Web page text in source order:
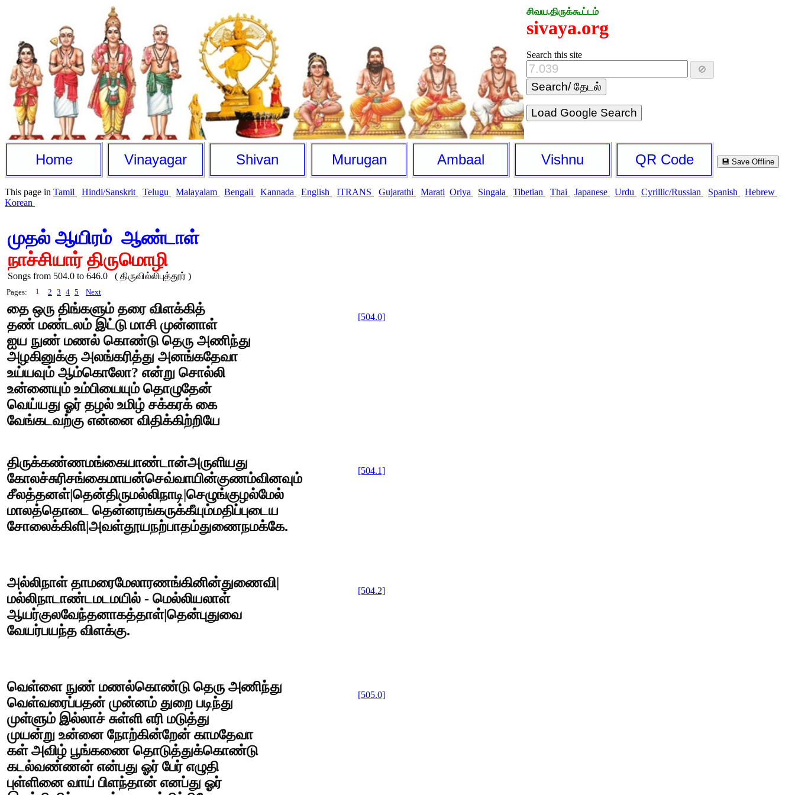
சிவய.திருக்கூட்டம்
sivaya.org
Search this site
🚫
Load Google Search
Home Vinayagar Shivan Murugan Ambaal Vishnu QR Code 💾 Save Offline
This page in Tamil Hindi/Sanskrit Telugu Malayalam Bengali Kannada English ITRANS Gujarathi Marati Oriya Singala Tibetian Thai Japanese Urdu Cyrillic/Russian Spanish
Hebrew
Korean
முதல் ஆயிரம் ஆண்டாள்
நாச்சியார் திருமொழி
Songs from 504.0 to 646.0 ( திருவில்லிபுத்தூர் )
Pages: 1 2 3 4 5 Next
தை ஒரு திங்களும் தரை விளக்கித்
தண் மண்டலம் இட்டு மாசி முன்னாள்
ஐய நுண் மணல் கொண்டு தெரு அணிந்து
அழகினுக்கு அலங்கரித்து அனங்கதேவா
உய்யவும் ஆம்கொலோ? என்று சொல்லி
உன்னையும் உம்பியையும் தொழுதேன்
வெய்யது ஓர் தழல் உமிழ் சக்கரக் கை
வேங்கடவற்கு என்னை விதிக்கிற்றியே
[504.0]
திருக்கண்ணமங்கையாண்டான்அருளியது
கோலச்சுரிசங்கைமாயன்செவ்வாயின்குணம்வினவும்
சீலத்தனள்|தென்திருமல்லிநாடி|செழுங்குழல்மேல்
மாலத்தொடை தென்னரங்கருக்கீயும்மதிப்புடைய
சோலைக்கிளி|அவள்தூயநற்பாதம்துணைநமக்கே.
[504.1]
அல்லிநாள் தாமரைமேலாரணங்கினின்துணைவி|
மல்லிநாடாண்டமடமயில் - மெல்லியலாள்
ஆயர்குலவேந்தனாகத்தாள்|தென்புதுவை
வேயர்பயந்த விளக்கு.
[504.2]
வெள்ளை நுண் மணல்கொண்டு தெரு அணிந்து
வெள்வரைப்பதன் முன்னம் துறை படிந்து
முள்ளும் இல்லாச் சுள்ளி எரி மடுத்து
முயன்று உன்னை நோற்கின்றேன் காமதேவா
கள் அவிழ் பூங்கணை தொடுத்துக்கொண்டு
கடல்வண்ணன் என்பது ஓர் பேர் எழுதி
புள்ளினை வாய் பிளந்தான் எனப்து ஓர்
[505.0]